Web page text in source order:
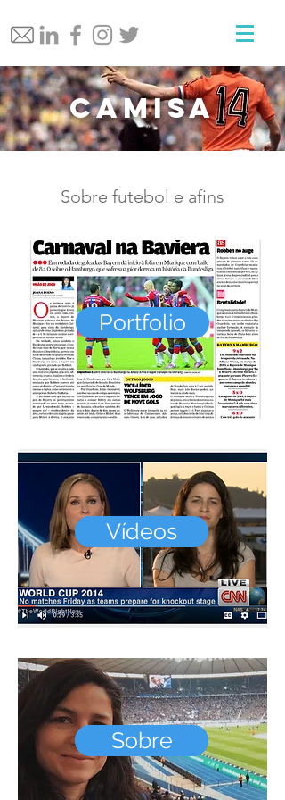
Camisa
Sobre futebol e afins
Portfolio
Vídeos
Sobre